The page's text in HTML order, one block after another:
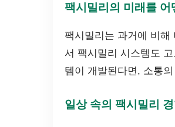
팩시밀리의 미래를
팩시밀리는 과거에 비해
서 팩시밀리 시스템도
템이 개발된다면, 소통
일상 속의 팩시밀리